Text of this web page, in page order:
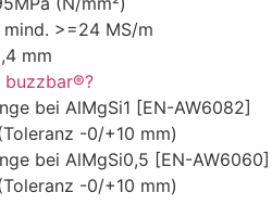
>=24 MS/m
mm
buzzbar®?
bei AlMgSi1 [EN-AW6082]
-0/+10 mm)
bei AlMgSi0,5 [EN-AW6060]
-0/+10 mm)